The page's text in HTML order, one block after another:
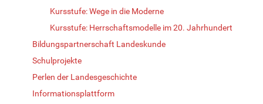
Kursstufe: Wege in die Moderne
Kursstufe: Herrschaftsmodelle im 20. Jahrhundert
Bildungspartnerschaft Landeskunde
Schulprojekte
Perlen der Landesgeschichte
Informationsplattform